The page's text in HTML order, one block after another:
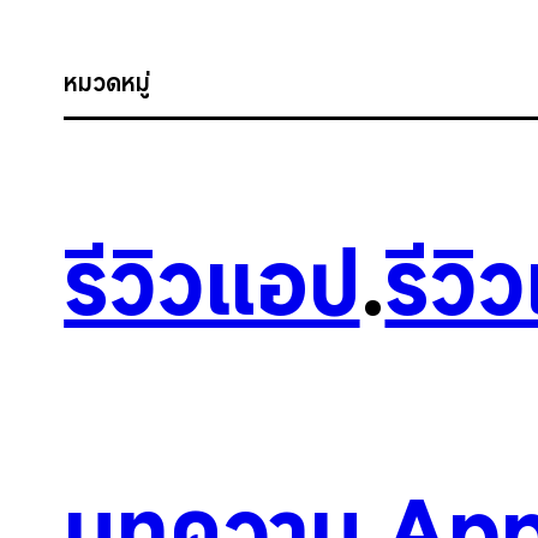
หมวดหมู่
รีวิวแอป.รีวิ